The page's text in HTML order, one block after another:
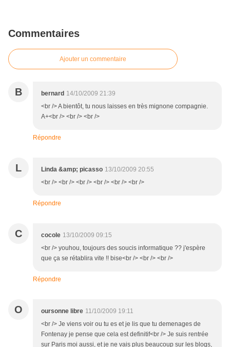
Commentaires
Ajouter un commentaire
B bernard 14/10/2009 21:39
<br /> A bientôt, tu nous laisses en très mignone compagnie.
A+<br /> <br /> <br />
Répondre
L Linda &amp; picasso 13/10/2009 20:55
<br /> <br /> <br /> <br /> <br /> <br />
Répondre
C cocole 13/10/2009 09:15
<br /> youhou, toujours des soucis informatique ?? j'espère
que ça se rétablira vite !! bise<br /> <br /> <br />
Répondre
O oursonne libre 11/10/2009 19:11
<br /> Je viens voir ou tu es et je lis que tu demenages de
Fontenay je pense que cela est definitif<br /> Je suis rentrée
sur Paris moi aussi, et je ne vais plus beaucoup sur les blogs,